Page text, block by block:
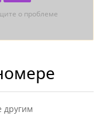
о проблеме
другим